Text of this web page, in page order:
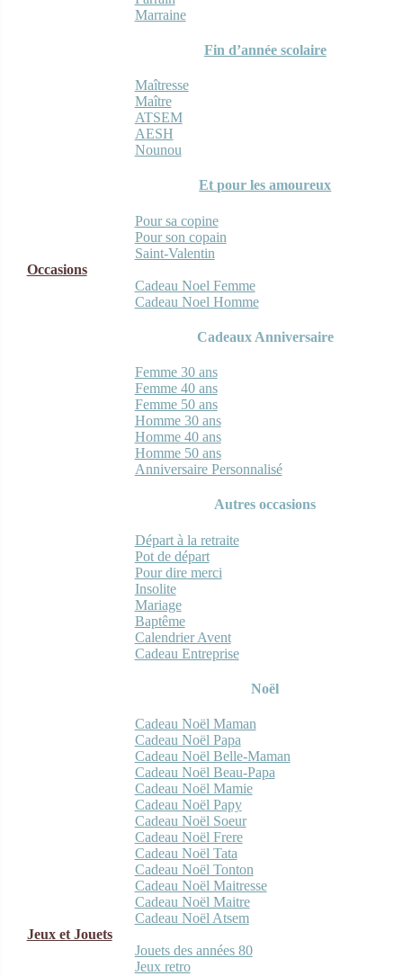
Marraine
Fin d’année scolaire
Maîtresse
Maître
ATSEM
AESH
Nounou
Et pour les amoureux
Pour sa copine
Pour son copain
Saint-Valentin
Occasions
Cadeau Noel Femme
Cadeau Noel Homme
Cadeaux Anniversaire
Femme 30 ans
Femme 40 ans
Femme 50 ans
Homme 30 ans
Homme 40 ans
Homme 50 ans
Anniversaire Personnalisé
Autres occasions
Départ à la retraite
Pot de départ
Pour dire merci
Insolite
Mariage
Baptême
Calendrier Avent
Cadeau Entreprise
Noël
Cadeau Noël Maman
Cadeau Noël Papa
Cadeau Noël Belle-Maman
Cadeau Noël Beau-Papa
Cadeau Noël Mamie
Cadeau Noël Papy
Cadeau Noël Soeur
Cadeau Noël Frere
Cadeau Noël Tata
Cadeau Noël Tonton
Cadeau Noël Maitresse
Cadeau Noël Maitre
Cadeau Noël Atsem
Jeux et Jouets
Jouets des années 80
Jeux retro